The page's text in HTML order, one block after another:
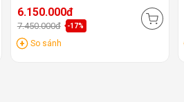
6.150.000đ
7.450.000đ -17%
So sánh